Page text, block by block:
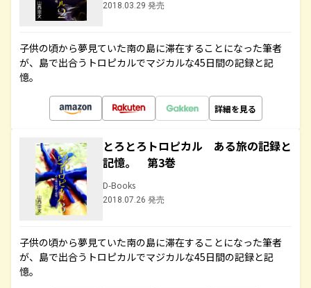
2018.03.29 発売
子供の頃から夢見ていた南の島に滞在することになった筆者
が、島で出合うトロピカルでマジカルな45日間の記録と記
憶。
詳細を見る
とろとろトロピカル ある旅の記録と
記憶。 第3巻
D-Books
2018.07.26 発売
子供の頃から夢見ていた南の島に滞在することになった筆者
が、島で出合うトロピカルでマジカルな45日間の記録と記
憶。